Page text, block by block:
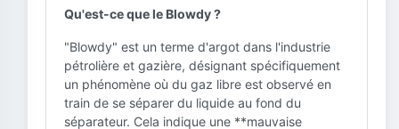
Qu'est-ce que le Blowdy ?
"Blowdy" est un terme d'argot dans l'industrie
pétrolière et gazière, désignant spécifiquement
un phénomène où du gaz libre est observé en
train de se séparer du liquide au fond du
séparateur. Cela indique une **mauvaise